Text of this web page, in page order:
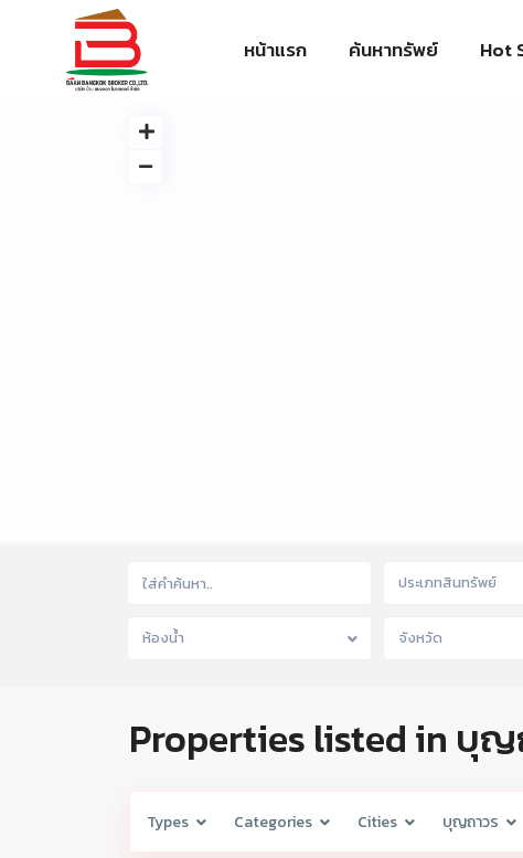
หน้าแรก ค้นหาทรัพย์ Hot
ประเภทสินทรัพย์
ห้องน้ำ จังหวัด
Properties listed in บุญ
Types Categories Cities บุญถาวร